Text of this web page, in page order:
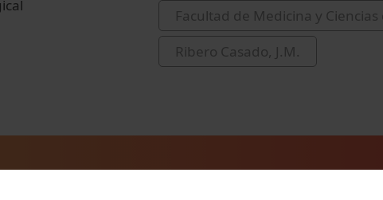
Facultad de Medicina y Ciencias
Ribero Casado, J.M.